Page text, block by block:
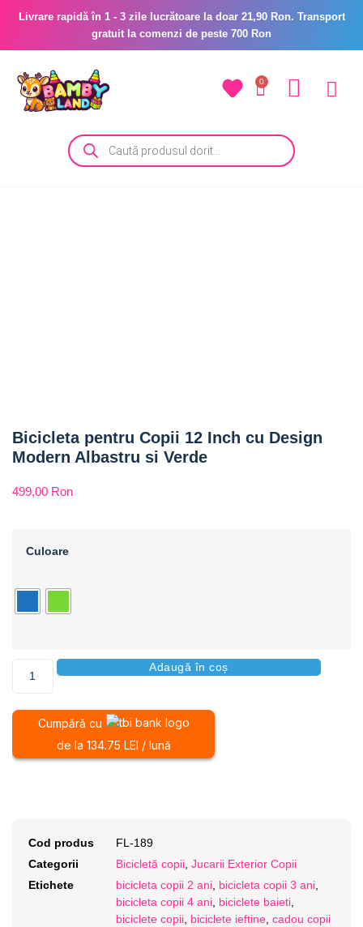
Livrare rapidă în 1 - 3 zile lucrătoare la doar 21,90 Ron. Transport
gratuit la comenzi de peste 700 Ron
0
Bicicleta pentru Copii 12 Inch cu Design
Modern Albastru si Verde
499,00 Ron
Culoare
Adaugă în coș
Cumpără cu
de la 134.75 LEI / lună
Cod produs
FL-189
Categorii
Bicicletă copii Jucarii Exterior Copii
Etichete
bicicleta copii 2 ani bicicleta copii 3 ani
bicicleta copii 4 ani biciclete baieti
biciclete copii biciclete ieftine cadou copii